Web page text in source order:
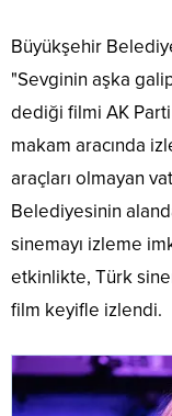
Büyükşehir
"Sevginin aşka
dediği filmi AK
makam aracında
araçları olmayan
Belediyesinin
sinemayı izleme
etkinlikte, Türk
film keyifle izlendi.